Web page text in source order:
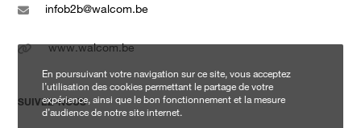
infob2b@walcom.be
www.walcom.be
SUIVEZ-NOUS
En poursuivant votre navigation sur ce site, vous acceptez
l’utilisation des cookies permettant le partage de votre
expérience, ainsi que le bon fonctionnement et la mesure
d’audience de notre site internet.